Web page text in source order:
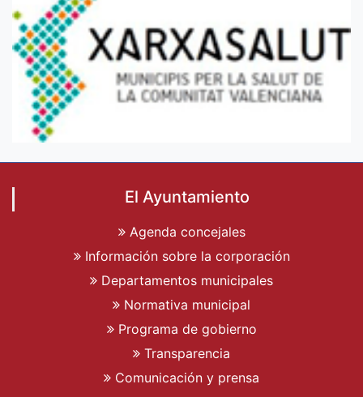
El Ayuntamiento
Agenda concejales
Información sobre la corporación
Departamentos municipales
Normativa municipal
Programa de gobierno
Transparencia
Comunicación y prensa